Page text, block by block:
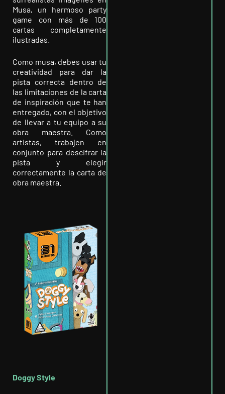
Musa, un hermoso party
game con más de 100
cartas completamente
ilustradas.
Como musa, debes usar tu
creatividad para dar la
pista correcta dentro de
las limitaciones de la carta
de inspiración que te han
entregado, con el objetivo
de llevar a tu equipo a su
obra maestra. Como
artistas, trabajen en
conjunto para descifrar la
pista y elegir
correctamente la carta de
obra maestra.
Doggy Style